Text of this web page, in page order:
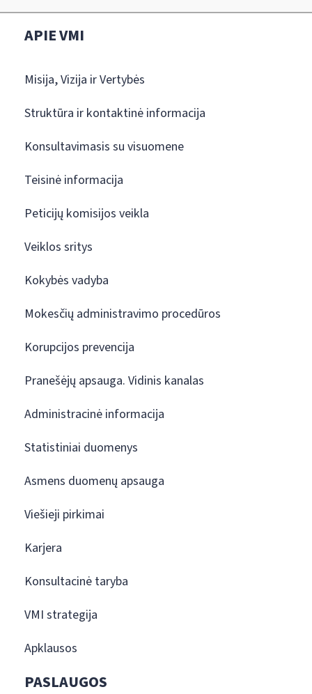
APIE VMI
Misija, Vizija ir Vertybės
Struktūra ir kontaktinė informacija
Konsultavimasis su visuomene
Teisinė informacija
Peticijų komisijos veikla
Veiklos sritys
Kokybės vadyba
Mokesčių administravimo procedūros
Korupcijos prevencija
Pranešėjų apsauga. Vidinis kanalas
Administracinė informacija
Statistiniai duomenys
Asmens duomenų apsauga
Viešieji pirkimai
Karjera
Konsultacinė taryba
VMI strategija
Apklausos
PASLAUGOS